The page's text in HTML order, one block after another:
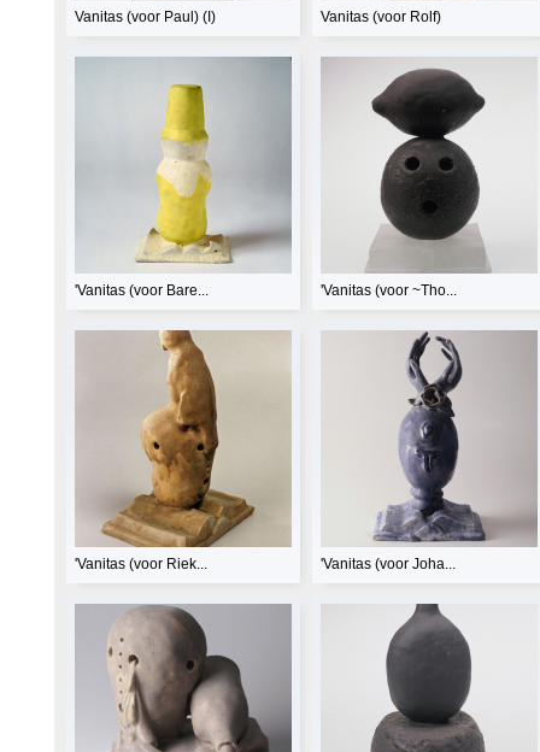
Vanitas (voor Paul) (I) Vanitas (voor Rolf)
'Vanitas (voor Bare... 'Vanitas (voor ~Tho...
'Vanitas (voor Riek... 'Vanitas (voor Joha...